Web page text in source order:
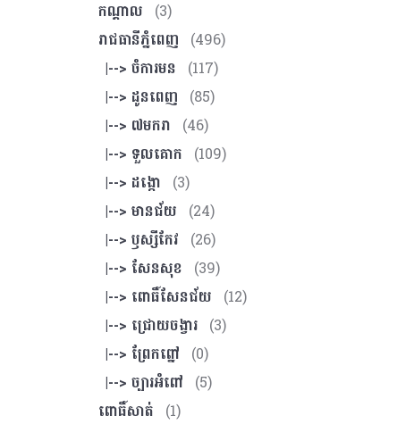
កណ្ដាល
(3)
រាជធានីភ្នំពេញ
(496)
|--> ចំការមន
(117)
|--> ដូនពេញ
(85)
|--> ៧មករា
(46)
|--> ទួលគោក
(109)
|--> ដង្កោ
(3)
|--> មានជ័យ
(24)
|--> ឫស្សីកែវ
(26)
|--> សែនសុខ
(39)
|--> ពោធិ៍សែនជ័យ
(12)
|--> ជ្រោយចង្វារ (3)
|--> ព្រែកព្នៅ
(0)
|--> ច្បារអំពៅ
(5)
ពោធិ៍សាត់
(1)